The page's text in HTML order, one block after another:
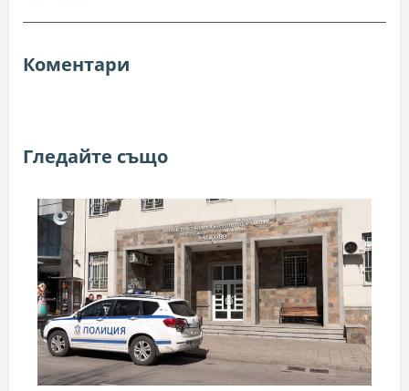
Коментари
Гледайте също